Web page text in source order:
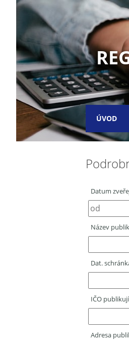
ÚVOD
Datum
Název
Dat.
IČO
Adresa